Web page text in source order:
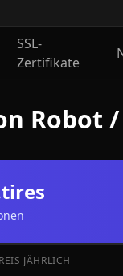
SSL-
Zertifikate
Robot
JÄHRLICH